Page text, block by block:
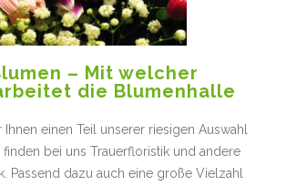
– Mit welcher
die Blumenhalle
einen Teil unserer riesigen Auswahl
finden bei uns Trauerfloristik und andere
Passend dazu auch eine große Vielzahl